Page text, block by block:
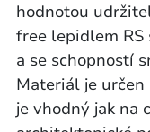
hodnotou
free lepidlem
a se schopností
Materiál je
je vhodný jak na